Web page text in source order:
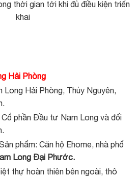
thời gian tới khi đủ điều kiện triển
khai
Hải Phòng
Long Hải Phòng, Thủy Nguyên,
phần Đầu tư Nam Long và đối
phẩm: Căn hộ Ehome, nhà phố
Long Đại Phước.
thự hoàn thiên bên ngoài, thô